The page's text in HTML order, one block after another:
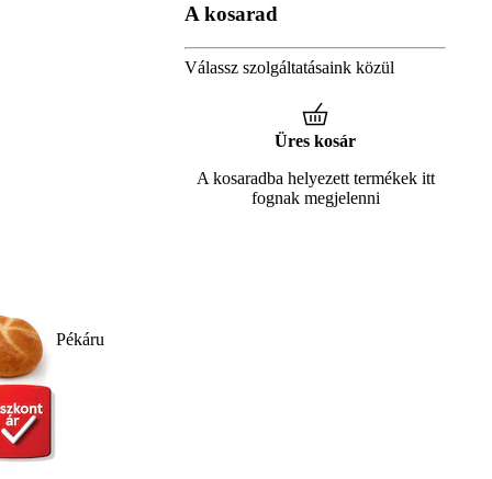
Pékáru
A kosarad
Válassz szolgáltatásaink közül
Üres kosár
A kosaradba helyezett termékek itt
fognak megjelenni